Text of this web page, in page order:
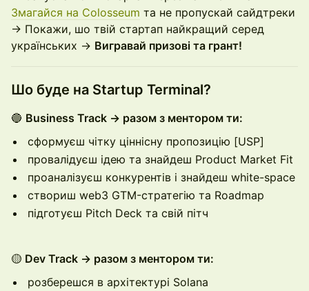
Змагайся на Colosseum та не пропускай сайдтреки
→ Покажи, шо твій стартап найкращий серед
українських → Вигравай призові та грант!
Шо буде на Startup Terminal?
🔵 Business Track → разом з ментором ти:
сформуєш чітку ціннісну пропозицію [USP]
провалідуєш ідею та знайдеш Product Market Fit
проаналізуєш конкурентів і знайдеш white-space
cтвориш web3 GTM-стратегію та Roadmap
підготуєш Pitch Deck та свій пітч
🟡 Dev Track → разом з ментором ти:
розберешся в архітектурі Solana